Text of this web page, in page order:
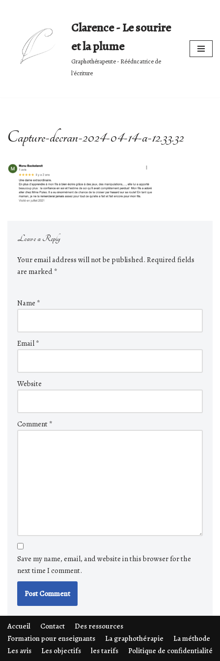
content
Clarence - Le sourire
et la plume
Graphothérapeute - Rééducatrice de
l'écriture
Capture-decran-2024-04-14-a-12.33.32
Leave a Reply
Your email address will not be published. Required fields
are marked *
Name *
Email *
Website
Comment *
Save my name, email, and website in this browser for the
next time I comment.
Accueil Contact
Des ressources
Formation pour enseignants
La graphothérapie
La méthode
Les avis
Les objectifs les tarifs Politique de confidentialité